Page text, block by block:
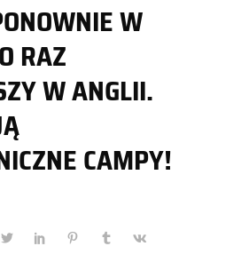
W
RAZ
W ANGLII.
CAMPY!